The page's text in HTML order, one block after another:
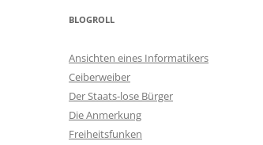
BLOGROLL
Ansichten eines Informatikers
Ceiberweiber
Der Staats-lose Bürger
Die Anmerkung
Freiheitsfunken